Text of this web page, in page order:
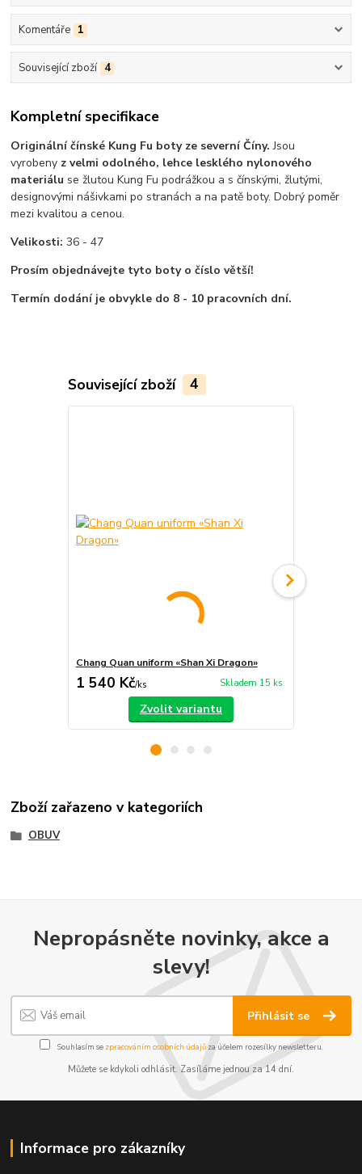
Komentáře 1
Související zboží 4
Kompletní specifikace
Originální čínské Kung Fu boty ze severní Číny. Jsou
vyrobeny z velmi odolného, lehce lesklého nylonového
materiálu se žlutou Kung Fu podrážkou a s čínskými, žlutými,
designovými nášivkami po stranách a na patě boty. Dobrý poměr
mezi kvalitou a cenou.
Velikosti: 36 - 47
Prosím objednávejte tyto boty o číslo větší!
Termín dodání je obvykle do 8 - 10 pracovních dní.
Související zboží 4
Chang Quan uniform «Shan Xi Dragon»
1 540 Kč/ks Skladem 15 ks
Zvolit variantu
Zboží zařazeno v kategoriích
OBUV
Nepropásněte novinky, akce a
slevy!
Přihlásit se
Souhlasím se zpracováním osobních údajůza účelem rozesílky newsletteru.
Můžete se kdykoli odhlásit. Zasíláme jednou za 14 dní.
Informace pro zákazníky